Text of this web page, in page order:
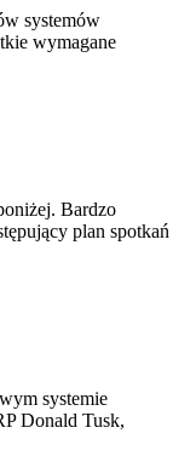
systemów
wymagane
Bardzo
plan spotkań
systemie
Donald Tusk,